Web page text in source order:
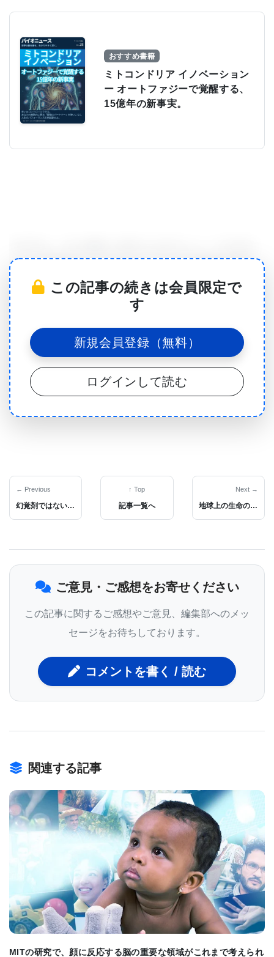
おすすめ書籍
ミトコンドリア イノベーション
ー オートファジーで覚醒する、
15億年の新事実。
れる。 網膜のニューロンは、これらの印象を収集し
て処理する。 そうしている間、網膜は重要な詳細に
焦点を合わせる：コントラストまたは色はあるか？
小さい物体や大きい物体はあるか？ 何か動いている
か？ これらの詳細が除外されると、網膜神経節細胞
がそれらを脳に送り、そこで特定の行動に変換され
る。 網膜と脳の間の唯一の接続として、網膜神経節
細胞は視覚系の中心的な役割を果たしている。
ルでどのように異なるか、それぞれの機能は何か、
コンテキスト依存の動作を調整するのにどのように
このパズルの解決を開始するために、Herwig Baier
博士の研究室のYvonne Kölsch博士（写真）が率い
るチームが、網膜神経節細胞の遺伝的多様性を分析
した。 Baier博士は、マックスプランク神経生物学
研究所の所長だ。 Joshua Sanes博士（ハーバード
イ）のグループと協力して、網膜神経節細胞のトラ
自の分子フィンガープリントを割り当てた。
セットの計算分析により、類似性に基づいて少なく
とも32の異なる網膜神経節細胞タイプが特定され
た。 この結果は、2020年12月23日にNeuronのオン
ラインで公開された。 この論文は、「ゼブラフィッ
シュ網膜神経節細胞の分子分類は、遺伝子を細胞型
に、行動に結び付ける（Molecular Classification of
Zebrafish Retinal Ganglion Cells Links Genes to
Cell Types to Behavior.）」と題されている。
この記事の続きは会員限定で
す
新規会員登録（無料）
ログインして読む
← Previous
幻覚剤ではないサイケデリックス薬イボガイン類似体が、依存症、うつ病、その他の精神障害を治療する可能性
↑ Top
記事一覧へ
Next →
地球上の生命の起源についてRNAワールド説を打ち破る新発見が報告された。
ご意見・ご感想をお寄せください
この記事に関するご感想やご意見、編集部へのメッ
セージをお待ちしております。
コメントを書く / 読む
関連する記事
BIOMARKET JP
MITの研究で、顔に反応する脳の重要な領域がこれまで考えられ